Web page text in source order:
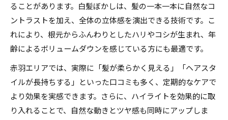
ることがあります。白髪ぼかしは、髪の一本一本に自然なコ
ントラストを加え、全体の立体感を演出できる技術です。こ
れにより、根元からふんわりとしたハリやコシが生まれ、年
齢によるボリュームダウンを感じている方にも最適です。
赤羽エリアでは、実際に「髪が柔らかく見える」「ヘアスタ
イルが長持ちする」といった口コミも多く、定期的なケアで
より効果を実感できます。さらに、ハイライトを効果的に取
り入れることで、自然な動きとツヤ感も同時にアップしま